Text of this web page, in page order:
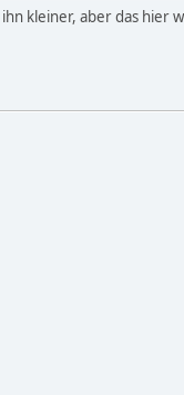
kleiner, aber das hier